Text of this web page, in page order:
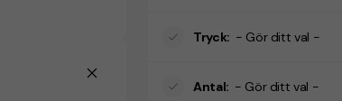
Tryck: - Gör ditt val -
Antal: - Gör ditt val -